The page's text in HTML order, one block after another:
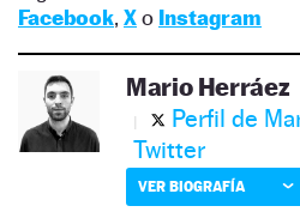
Facebook, Xo Instagram
Mario Herráez
Perfil de
Twitter
VER BIOGRAFÍA